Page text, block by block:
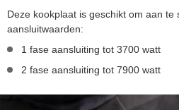
Deze kookplaat is geschikt om aan te
aansluitwaarden:
1 fase aansluiting tot 3700 watt
2 fase aansluiting tot 7900 watt